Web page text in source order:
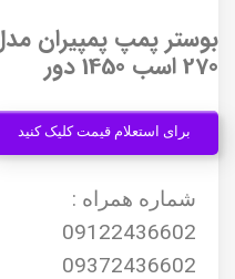
270 اسب 1450 دور
برای استعلام قیمت کلیک کنید
شماره همراه :
09122436602
09372436602